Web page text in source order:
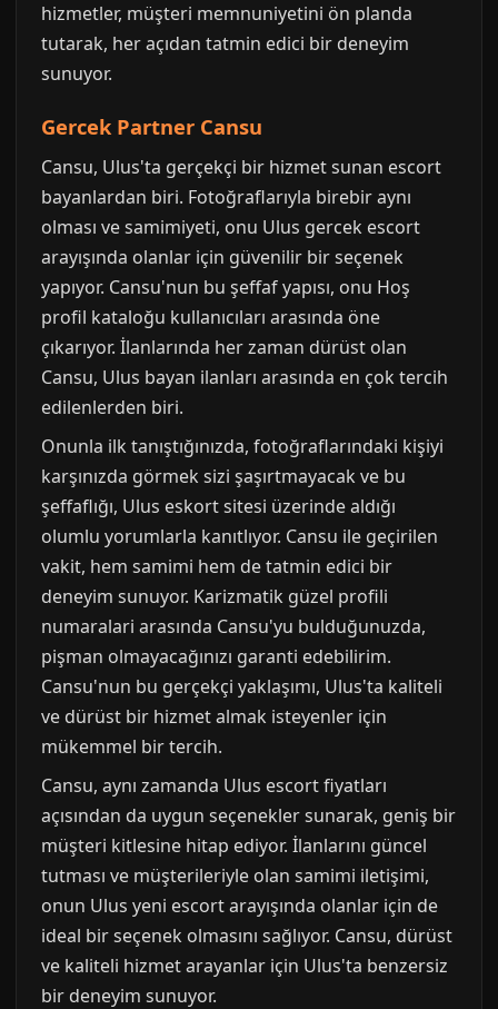
hizmetler, müşteri memnuniyetini ön planda
tutarak, her açıdan tatmin edici bir deneyim
sunuyor.
Gercek Partner Cansu
Cansu, Ulus'ta gerçekçi bir hizmet sunan escort
bayanlardan biri. Fotoğraflarıyla birebir aynı
olması ve samimiyeti, onu Ulus gercek escort
arayışında olanlar için güvenilir bir seçenek
yapıyor. Cansu'nun bu şeffaf yapısı, onu Hoş
profil kataloğu kullanıcıları arasında öne
çıkarıyor. İlanlarında her zaman dürüst olan
Cansu, Ulus bayan ilanları arasında en çok tercih
edilenlerden biri.
Onunla ilk tanıştığınızda, fotoğraflarındaki kişiyi
karşınızda görmek sizi şaşırtmayacak ve bu
şeffaflığı, Ulus eskort sitesi üzerinde aldığı
olumlu yorumlarla kanıtlıyor. Cansu ile geçirilen
vakit, hem samimi hem de tatmin edici bir
deneyim sunuyor. Karizmatik güzel profili
numaralari arasında Cansu'yu bulduğunuzda,
pişman olmayacağınızı garanti edebilirim.
Cansu'nun bu gerçekçi yaklaşımı, Ulus'ta kaliteli
ve dürüst bir hizmet almak isteyenler için
mükemmel bir tercih.
Cansu, aynı zamanda Ulus escort fiyatları
açısından da uygun seçenekler sunarak, geniş bir
müşteri kitlesine hitap ediyor. İlanlarını güncel
tutması ve müşterileriyle olan samimi iletişimi,
onun Ulus yeni escort arayışında olanlar için de
ideal bir seçenek olmasını sağlıyor. Cansu, dürüst
ve kaliteli hizmet arayanlar için Ulus'ta benzersiz
bir deneyim sunuyor.